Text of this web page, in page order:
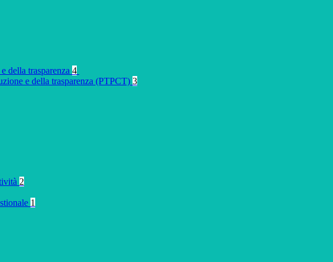
della trasparenza 4
e della trasparenza (PTPCT) 3
2
1